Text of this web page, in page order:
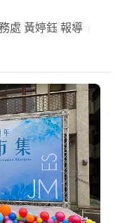
處 黃婷鈺 報導